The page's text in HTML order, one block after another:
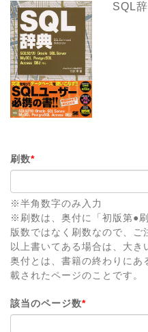
SQL
刷数*
※半角数字のみ入力
※刷数は、奥付に「初版第●
版数ではなく刷数なので、
以上書いてある場合は、大き
奥付とは、書籍の終わりにあ
載されたページのことです。
該当のページ数*